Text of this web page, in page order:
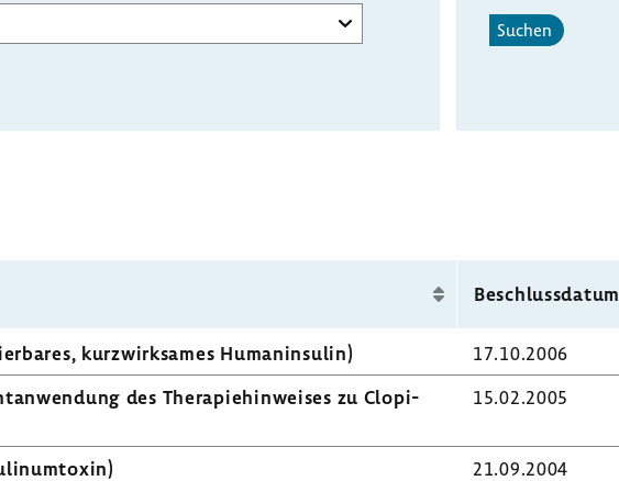
Suchen
Beschluss­datum
kurz­wirk­sames Human­in­sulin) 17.10.2006
des Thera­pie­hin­weises zu Clopi­
15.02.2005
21.09.2004